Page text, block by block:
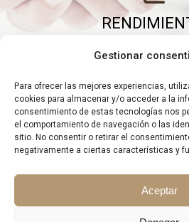
Gestionar
Para ofrecer las mejores experiencias,
cookies para almacenar y/o acceder a la
consentimiento de estas tecnologías nos
el comportamiento de navegación o las
sitio. No consentir o retirar el
negativamente a ciertas características y
Aceptar
Elimine gastos inútiles y